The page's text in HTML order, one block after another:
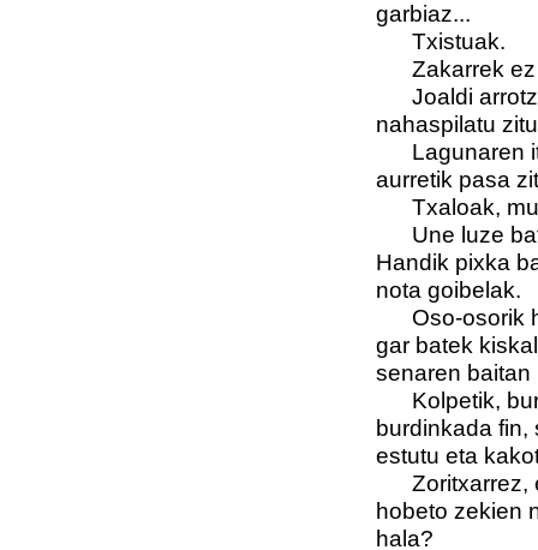
garbiaz...
Txistuak.
Zakarrek ez
Joaldi
nahaspilatu
Lagunaren
aurretik pasa
Txaloak,
Une luze
Handik pixka
nota goibelak.
Oso-osorik
gar batek
senaren
Kolpetik,
burdinkada fin,
estutu eta
Zoritxarrez,
hobeto zekien
hala?